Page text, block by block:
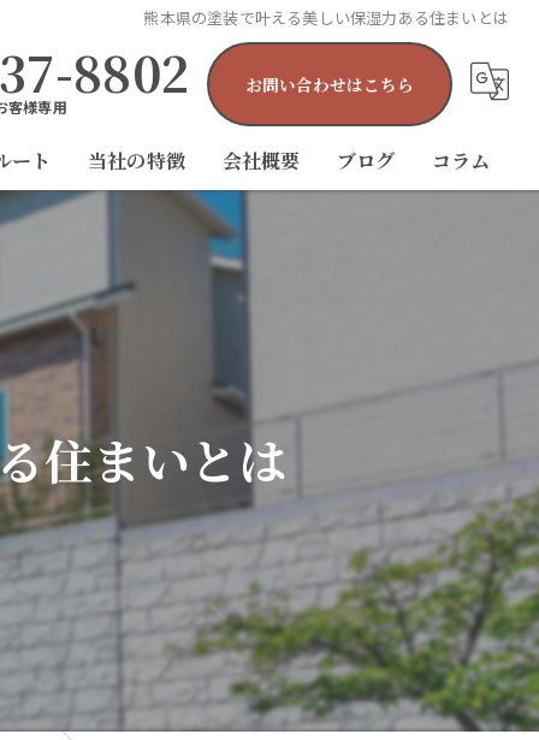
熊本県の塗装で叶える美しい保湿力ある住まいとは
8802
客様専用
お問い合わせはこちら
ート 当社の特徴
屋根塗装
屋根工事
会社概要 ブログ コラム
住まいとは